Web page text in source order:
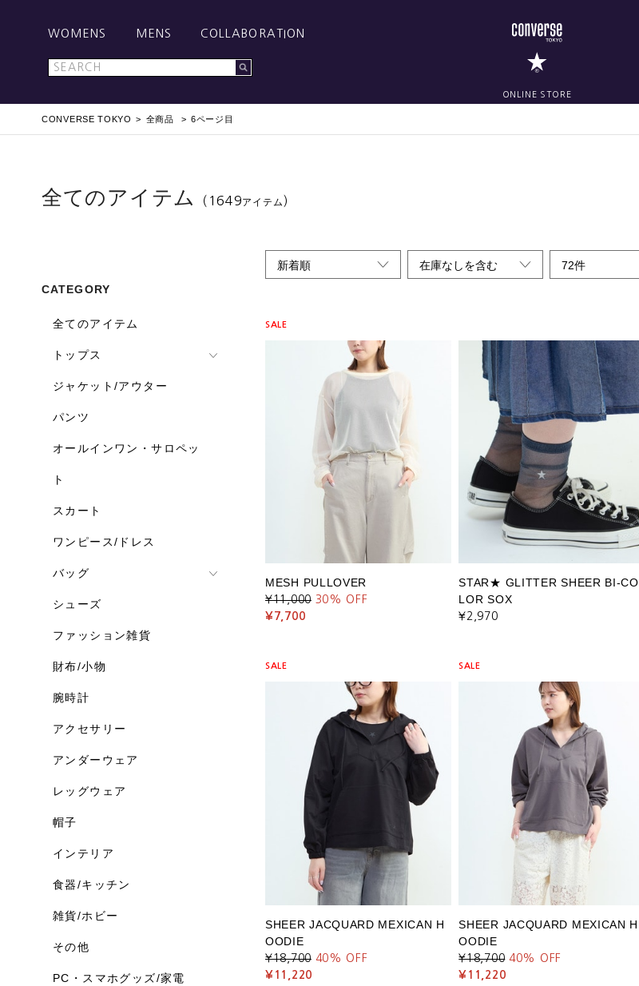
WOMENS MENS COLLABORATION
ONLINE STORE
CONVERSE TOKYO 全商品 6ページ目
全てのアイテム （1649アイテム ）
CATEGORY
全てのアイテム
トップス
ジャケット/アウター
パンツ
オールインワン・サロペッ
ト
スカート
ワンピース/ドレス
バッグ
シューズ
ファッション雑貨
財布/小物
腕時計
アクセサリー
アンダーウェア
レッグウェア
帽子
インテリア
食器/キッチン
雑貨/ホビー
その他
PC・スマホグッズ/家電
新着順 在庫なしを含む 72件
SALE
MESH PULLOVER
¥11,000 30 % OFF
¥7,700
STAR★ GLITTER SHEER BI-CO
LOR SOX
¥2,970
SALE
SHEER JACQUARD MEXICAN H
OODIE
¥18,700 40 % OFF
¥11,220
SALE
SHEER JACQUARD MEXICAN H
OODIE
¥18,700 40% OFF
¥11,220